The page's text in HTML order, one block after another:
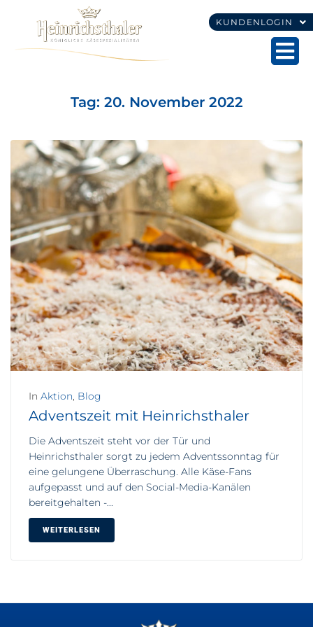
KUNDENLOGIN
Tag: 20. November 2022
In Aktion, Blog
Adventszeit mit Heinrichsthaler
Die Adventszeit steht vor der Tür und
Heinrichsthaler sorgt zu jedem Adventssonntag für
eine gelungene Überraschung. Alle Käse-Fans
aufgepasst und auf den Social-Media-Kanälen
bereitgehalten -...
WEITERLESEN